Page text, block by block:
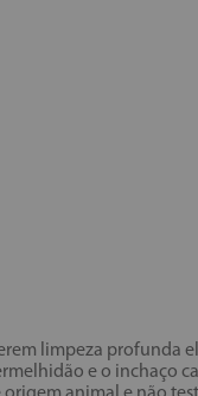
limpeza profunda
e o inchaço